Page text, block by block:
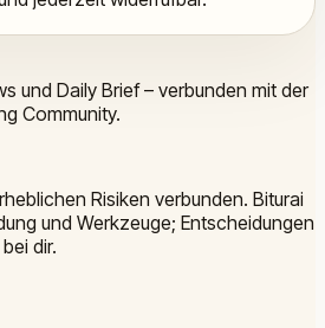
und Daily Brief – verbunden mit der
Community.
Risiken verbunden. Biturai
und Werkzeuge; Entscheidungen
dir.